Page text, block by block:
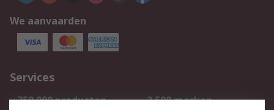
We aanvaarden
Services
750.000 producten
2.500 merken